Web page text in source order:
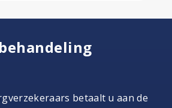
betaalt u aan de